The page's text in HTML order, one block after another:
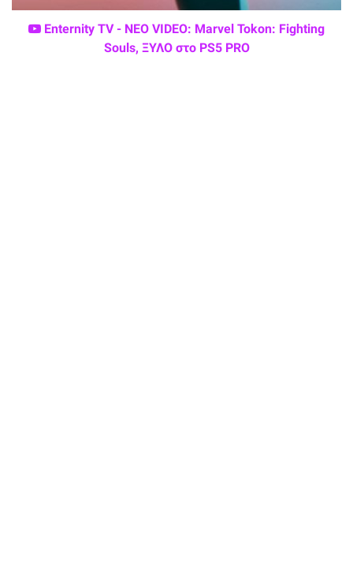
Enternity TV - ΝΕΟ VIDEO: Marvel Tokon: Fighting
Souls, ΞΥΛΟ στο PS5 PRO